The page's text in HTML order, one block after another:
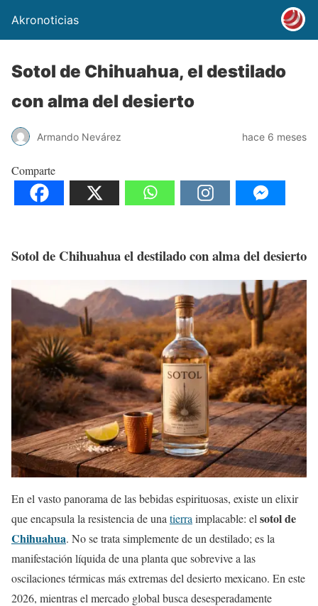
Akronoticias
Sotol de Chihuahua, el destilado
con alma del desierto
Armando Nevárez hace 6 meses
Comparte
Sotol de Chihuahua el destilado con alma del desierto
En el vasto panorama de las bebidas espirituosas, existe un elixir
que encapsula la resistencia de una tierra implacable: el sotol de
Chihuahua. No se trata simplemente de un destilado; es la
manifestación líquida de una planta que sobrevive a las
oscilaciones térmicas más extremas del desierto mexicano. En este
2026, mientras el mercado global busca desesperadamente